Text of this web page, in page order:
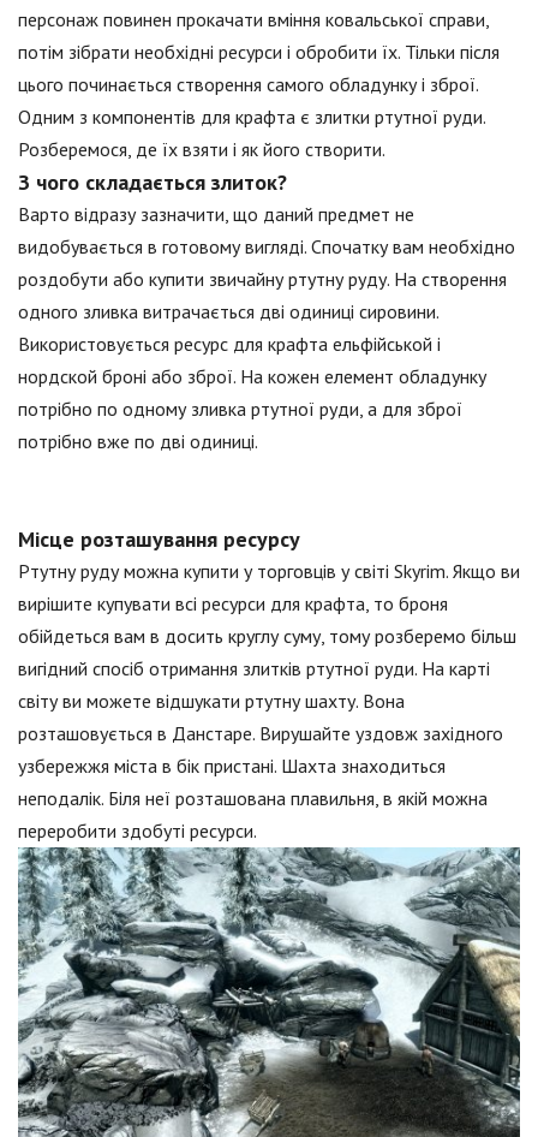
персонаж повинен прокачати вміння ковальської справи,
потім зібрати необхідні ресурси і обробити їх. Тільки після
цього починається створення самого обладунку і зброї.
Одним з компонентів для крафта є злитки ртутної руди.
Розберемося, де їх взяти і як його створити.
З чого складається злиток?
Варто відразу зазначити, що даний предмет не
видобувається в готовому вигляді. Спочатку вам необхідно
роздобути або купити звичайну ртутну руду. На створення
одного зливка витрачається дві одиниці сировини.
Використовується ресурс для крафта ельфійськой і
нордской броні або зброї. На кожен елемент обладунку
потрібно по одному зливка ртутної руди, а для зброї
потрібно вже по дві одиниці.
Місце розташування ресурсу
Ртутну руду можна купити у торговців у світі Skyrim. Якщо ви
вирішите купувати всі ресурси для крафта, то броня
обійдеться вам в досить круглу суму, тому розберемо більш
вигідний спосіб отримання злитків ртутної руди. На карті
світу ви можете відшукати ртутну шахту. Вона
розташовується в Данстаре. Вирушайте уздовж західного
узбережжя міста в бік пристані. Шахта знаходиться
неподалік. Біля неї розташована плавильня, в якій можна
переробити здобуті ресурси.